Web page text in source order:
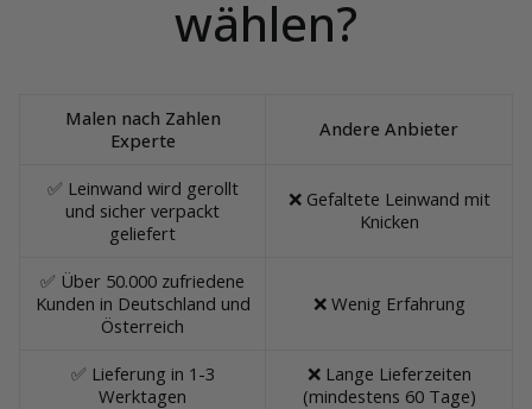
wählen?
Malen nach Zahlen
Experte
Andere Anbieter
✅ Leinwand wird gerollt
und sicher verpackt
geliefert
❌ Gefaltete Leinwand mit
Knicken
✅ Über 50.000 zufriedene
Kunden in Deutschland und
Österreich
❌ Wenig Erfahrung
✅ Lieferung in 1-3
Werktagen
❌ Lange Lieferzeiten
(mindestens 60 Tage)